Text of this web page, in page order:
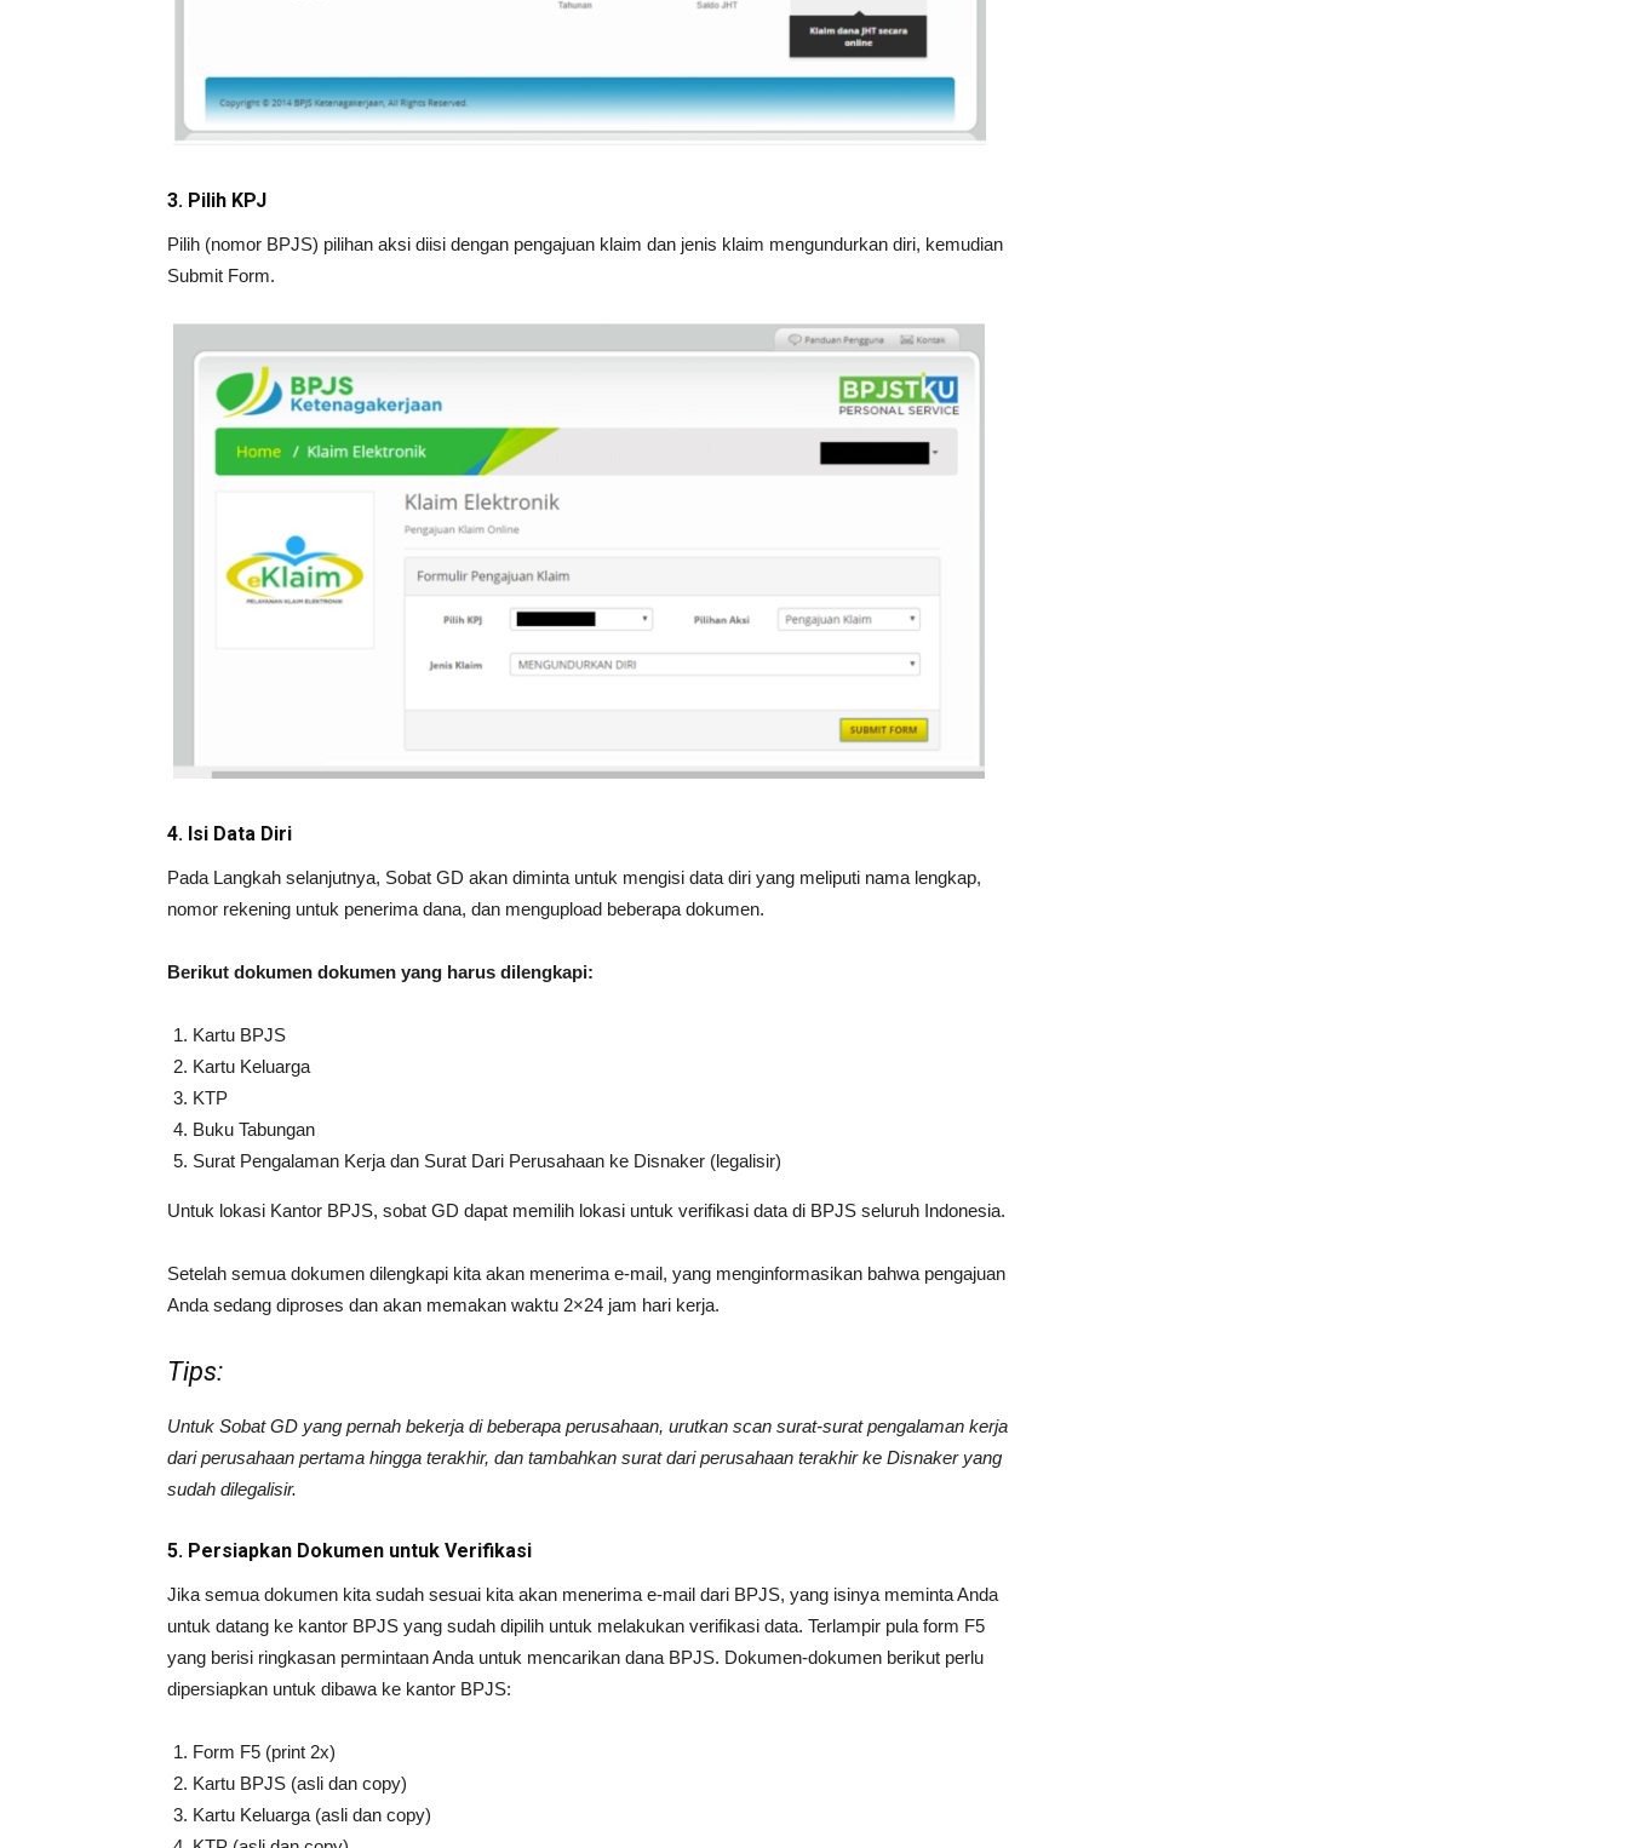
3. Pilih KPJ
Pilih (nomor BPJS) pilihan aksi diisi dengan pengajuan klaim dan jenis klaim mengundurkan diri, kemudian
Submit Form.
4. Isi Data Diri
Pada Langkah selanjutnya, Sobat GD akan diminta untuk mengisi data diri yang meliputi nama lengkap,
nomor rekening untuk penerima dana, dan mengupload beberapa dokumen.
Berikut dokumen dokumen yang harus dilengkapi:
Kartu BPJS
Kartu Keluarga
KTP
Buku Tabungan
Surat Pengalaman Kerja dan Surat Dari Perusahaan ke Disnaker (legalisir)
Untuk lokasi Kantor BPJS, sobat GD dapat memilih lokasi untuk verifikasi data di BPJS seluruh Indonesia.
Setelah semua dokumen dilengkapi kita akan menerima e-mail, yang menginformasikan bahwa pengajuan
Anda sedang diproses dan akan memakan waktu 2×24 jam hari kerja.
Tips:
Untuk Sobat GD yang pernah bekerja di beberapa perusahaan, urutkan scan surat-surat pengalaman kerja
dari perusahaan pertama hingga terakhir, dan tambahkan surat dari perusahaan terakhir ke Disnaker yang
sudah dilegalisir.
5. Persiapkan Dokumen untuk Verifikasi
Jika semua dokumen kita sudah sesuai kita akan menerima e-mail dari BPJS, yang isinya meminta Anda
untuk datang ke kantor BPJS yang sudah dipilih untuk melakukan verifikasi data. Terlampir pula form F5
yang berisi ringkasan permintaan Anda untuk mencarikan dana BPJS. Dokumen-dokumen berikut perlu
dipersiapkan untuk dibawa ke kantor BPJS:
Form F5 (print 2x)
Kartu BPJS (asli dan copy)
Kartu Keluarga (asli dan copy)